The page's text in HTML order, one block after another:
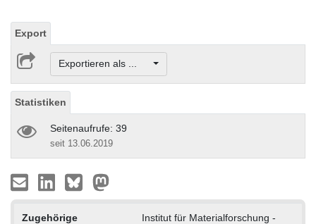
Export
Exportieren als ...
Statistiken
Seitenaufrufe: 39
seit 13.06.2019
Zugehörige
Institut für Materialforschung -